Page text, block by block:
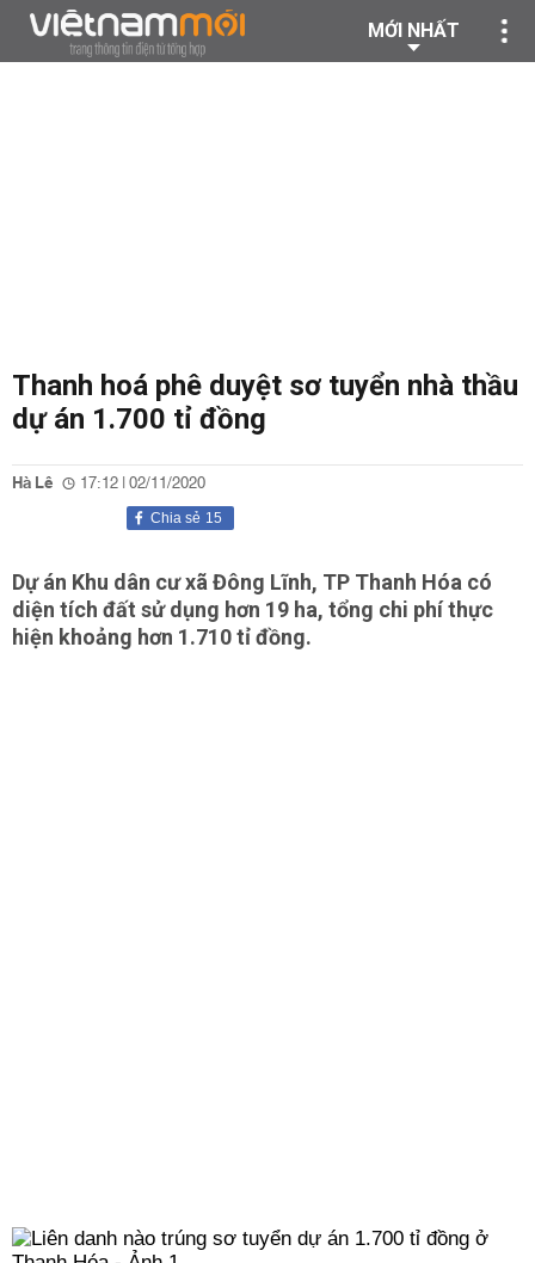
MỚI NHẤT
Thanh hoá phê duyệt sơ tuyển nhà thầu
dự án 1.700 tỉ đồng
Hà Lê 17:12 | 02/11/2020
15
Chia sẻ
Dự án Khu dân cư xã Đông Lĩnh, TP Thanh Hóa có
diện tích đất sử dụng hơn 19 ha, tổng chi phí thực
hiện khoảng hơn 1.710 tỉ đồng.